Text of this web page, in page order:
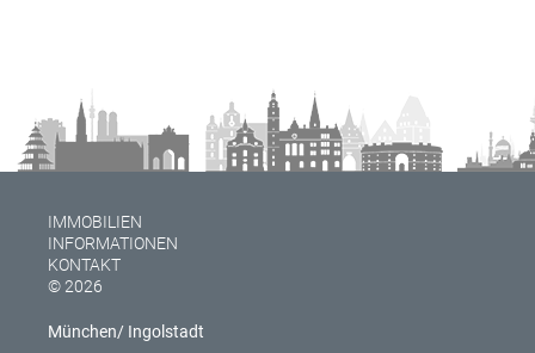
IMMOBILIEN
INFORMATIONEN
KONTAKT
© 2026
München/ Ingolstadt